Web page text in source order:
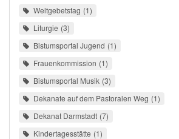
Weltgebetstag 1
Liturgie 3
Bistumsportal Jugend 1
Frauenkommission 1
Bistumsportal Musik 3
Dekanate auf dem Pastoralen Weg 1
Dekanat Darmstadt 7
Kindertagesstätte 1